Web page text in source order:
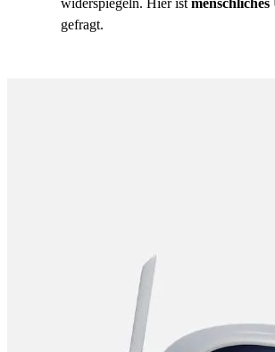
widerspiegeln. Hier ist
gefragt.